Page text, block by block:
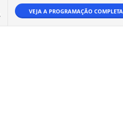
VEJA A PROGRAMAÇÃO COMPLETA